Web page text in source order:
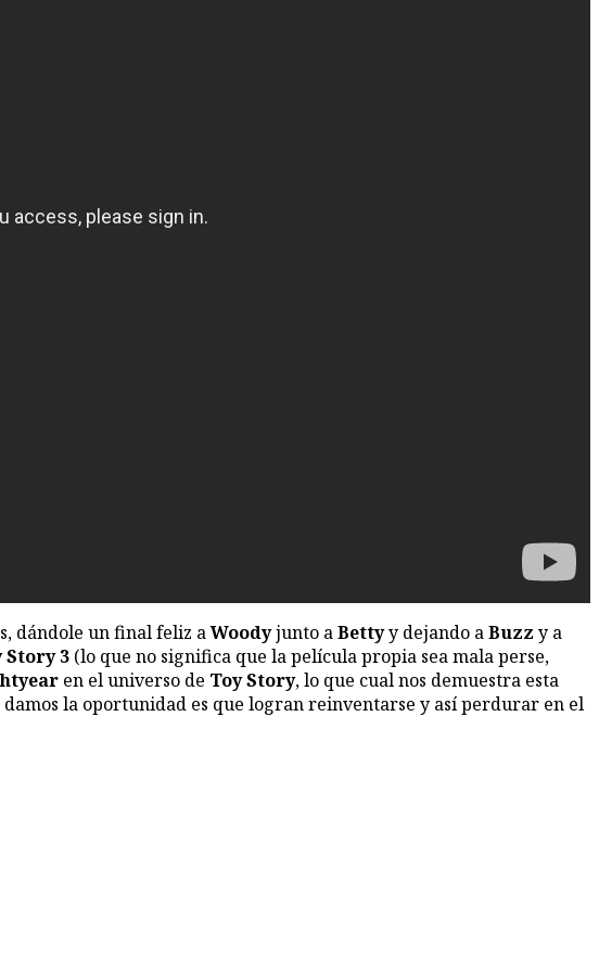
dándole un final feliz aWoodyjunto aBettyy dejando aBuzz y a
Story 3 (lo que no significa que la película propia sea mala perse,
en el universo de ToyStory, lo que cual nos demuestra esta
la oportunidad es que logran reinventarse y así perdurar en el